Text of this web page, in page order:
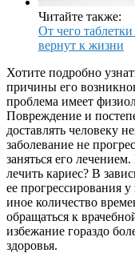
Читайте также:
От чего
вернут к жизни
Хотите подробно
причины его
проблема имеет
Повреждение и
доставлять человеку
заболевание не
заняться его
лечить кариес? В
ее прогрессирования
иное количество
обращаться к
избежание гораздо
здоровья.